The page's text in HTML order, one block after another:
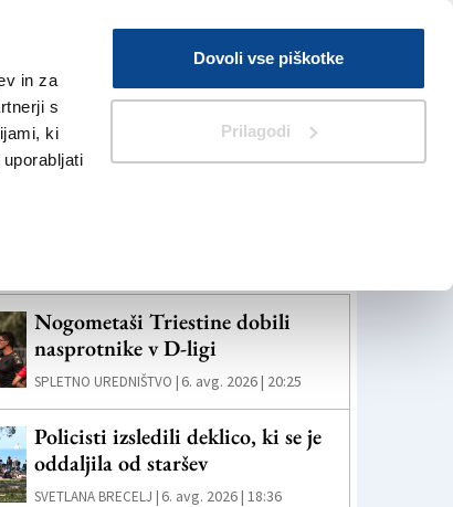
in za
s
ki
Dovoli vse piškotke
Prilagodi
V Kioskih
Iskanje
Nogometaši Triestine dobili
nasprotnike v D-ligi
SPLETNO UREDNIŠTVO |6. avg. 2026 | 20:25
Policisti izsledili deklico, ki se je
oddaljila od staršev
SVETLANA BRECELJ | 6. avg. 2026 | 18:36